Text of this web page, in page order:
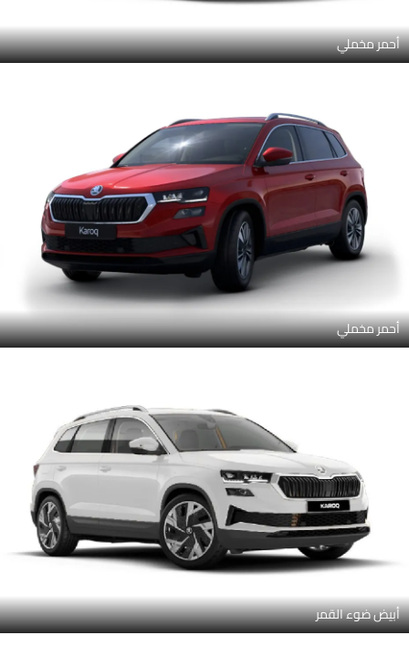
أحمر مخملي
أحمر مخملي
أبيض ضوء القمر